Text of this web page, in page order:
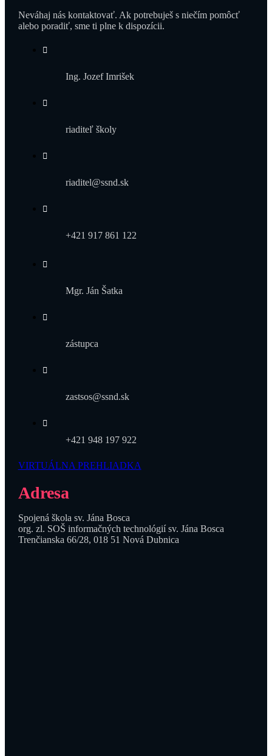
Neváhaj nás kontaktovať. Ak potrebuješ s niečím pomôcť
alebo poradiť, sme ti plne k dispozícii.
Ing. Jozef Imrišek
riaditeľ školy
riaditel@ssnd.sk
+421 917 861 122
Mgr. Ján Šatka
zástupca
zastsos@ssnd.sk
+421 948 197 922
VIRTUÁLNA PREHLIADKA
Adresa
Spojená škola sv. Jána Bosca
org. zl. SOŠ informačných technológií sv. Jána Bosca
Trenčianska 66/28, 018 51 Nová Dubnica